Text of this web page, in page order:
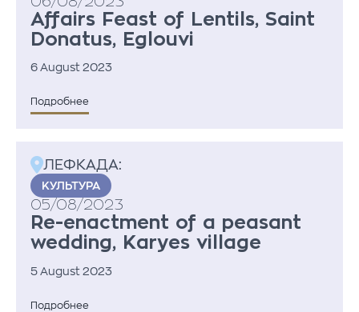
Affairs Feast of Lentils, Saint
Donatus, Eglouvi
6 August 2023
Подробнее
ЛЕФКАДА:
KУЛЬТУРА
05/08/2023
Re-enactment of a peasant
wedding, Karyes village
5 August 2023
Подробнее